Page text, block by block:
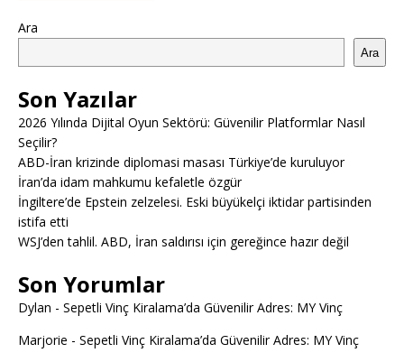
Ara
Ara
Son Yazılar
2026 Yılında Dijital Oyun Sektörü: Güvenilir Platformlar Nasıl
Seçilir?
ABD-İran krizinde diplomasi masası Türkiye’de kuruluyor
İran’da idam mahkumu kefaletle özgür
İngiltere’de Epstein zelzelesi. Eski büyükelçi iktidar partisinden
istifa etti
WSJ’den tahlil. ABD, İran saldırısı için gereğince hazır değil
Son Yorumlar
Dylan - Sepetli Vinç Kiralama’da Güvenilir Adres: MY Vinç
Marjorie - Sepetli Vinç Kiralama’da Güvenilir Adres: MY Vinç